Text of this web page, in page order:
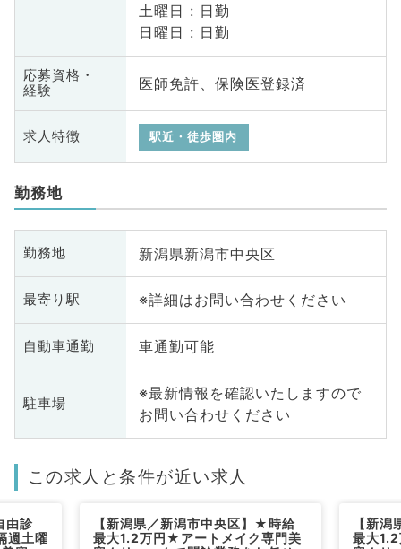
土曜日 : 日勤
日曜日 : 日勤
応募資格・
経験
医師免許、保険医登録済
求人特徴 駅近・徒歩圏内
勤務地
勤務地 新潟県新潟市中央区
最寄り駅 ※詳細はお問い合わせください
自動車通勤 車通勤可能
駐車場
※最新情報を確認いたしますので
お問い合わせください
この求人と条件が近い求人
由診
週土曜
【新潟県／新潟市中央区】★時給
最大1.2万円★アートメイク専門美
【新
最大